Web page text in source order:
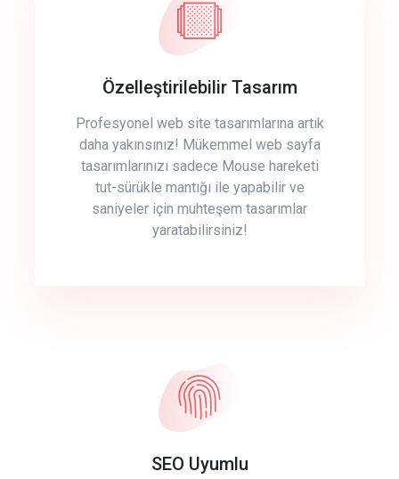
Özelleştirilebilir Tasarım
Profesyonel web site tasarımlarına artık
daha yakınsınız! Mükemmel web sayfa
tasarımlarınızı sadece Mouse hareketi
tut-sürükle mantığı ile yapabilir ve
saniyeler için muhteşem tasarımlar
yaratabilirsiniz!
SEO Uyumlu